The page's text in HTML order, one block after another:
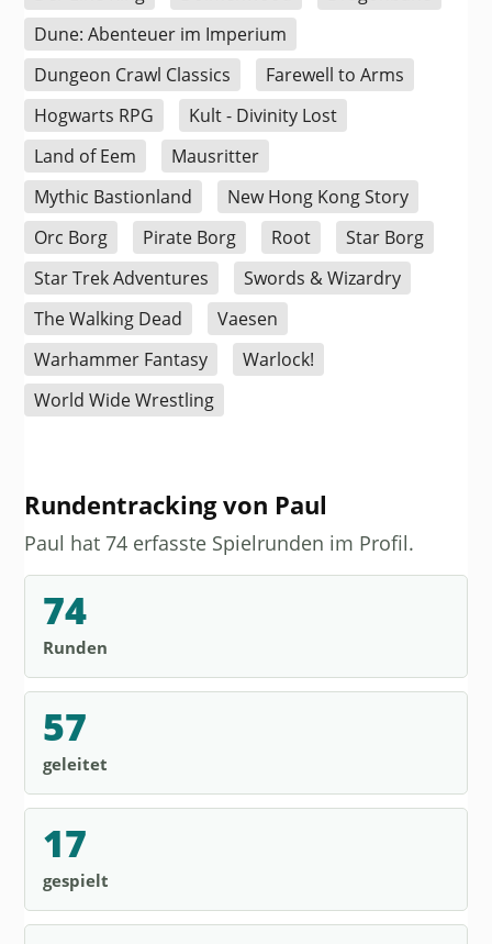
Dune: Abenteuer im Imperium
Dungeon Crawl Classics
Farewell to Arms
Hogwarts RPG
Kult - Divinity Lost
Land of Eem
Mausritter
Mythic Bastionland
New Hong Kong Story
Orc Borg
Pirate Borg Root
Star Borg
Star Trek Adventures
Swords & Wizardry
The Walking Dead
Vaesen
Warhammer Fantasy
Warlock!
World Wide Wrestling
Rundentracking von Paul
Paul hat 74 erfasste Spielrunden im Profil.
74
Runden
57
geleitet
17
gespielt